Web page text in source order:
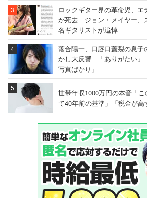
ロックギター界の革命児、
が死去 ジョン・メイヤー、
名ギタリストが追悼
落合陽一、口唇口蓋裂の息子
かし大反響 「ありがたい」
写真ばかり」
世帯年収1000万円の本音「
て40年前の基準」「税金が高